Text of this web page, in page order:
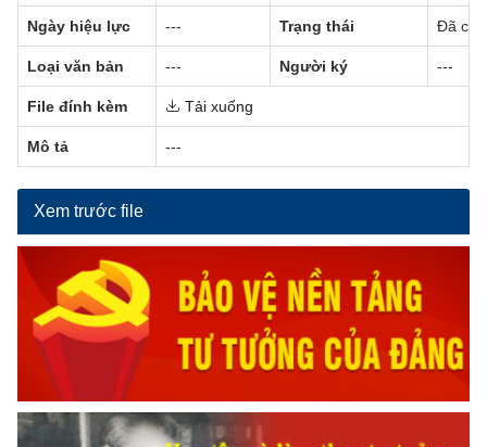
Ngày hiệu lực --- Trạng thái Đã có
Loại văn bản --- Người ký ---
File đính kèm Tải xuống
Mô tả ---
Xem trước file